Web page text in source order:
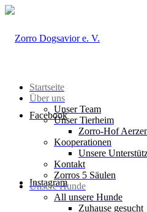
Facebook
Instagram
Startseite
Über uns
Unser Team
Unser Tierheim
Zorro-Hof
Kooperationen
Unsere
Kontakt
Zorros 5 Säulen
Unsere Hunde
All unsere Hunde
Zuhause gesucht